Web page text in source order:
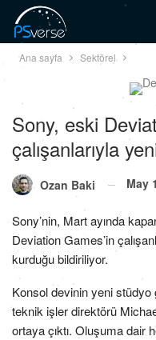
Ana sayfa Sektörel
Sony, eski
çalışanlarıyla
Ozan Baki May
Sony’nin, Mart ayında
Deviation Games’in
kurduğu bildiriliyor.
Konsol devinin yeni
teknik işler direktörü
ortaya çıktı. Oluşuma dair